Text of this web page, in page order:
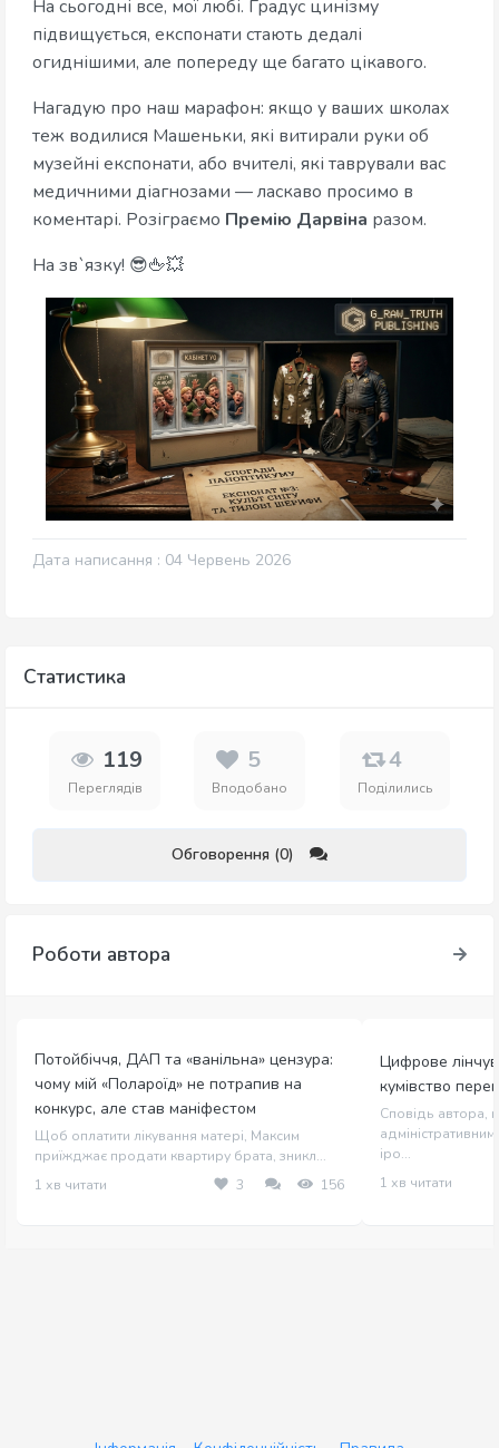
На сьогодні все, мої любі. Градус цинізму
підвищується, експонати стають дедалі
огиднішими, але попереду ще багато цікавого.
Нагадую про наш марафон: якщо у ваших школах
теж водилися Машеньки, які витирали руки об
музейні експонати, або вчителі, які таврували вас
медичними діагнозами — ласкаво просимо в
коментарі. Розіграємо Премію Дарвіна разом.
На зв`язку! 😎🖕💥
Дата написання : 04 Червень 2026
Статистика
119
Переглядів
5
Вподобано
4
Поділились
Обговорення (0)
Роботи автора
Потойбіччя, ДАП та «ванільна» цензура:
чому мій «Полароїд» не потрапив на
конкурс, але став маніфестом
Щоб оплатити лікування матері, Максим
приїжджає продати квартиру брата, зникл...
1 хв читати
3 156
Цифрове
кумівство
Сповідь автора,
іро...
1 хв читати